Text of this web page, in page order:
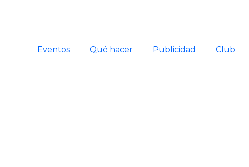
Eventos Qué hacer Publicidad Club